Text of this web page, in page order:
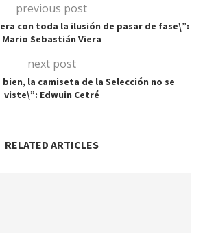
previous post
con toda la ilusión de pasar de fase\”:
Mario Sebastián Viera
next post
la camiseta de la Selección no se
viste\”: Edwuin Cetré
RELATED ARTICLES